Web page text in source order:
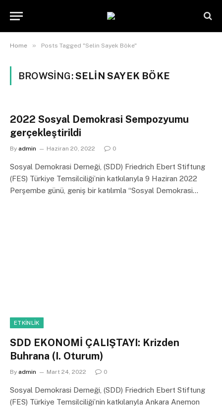
Home » Posts Tagged "Selin Sayek Böke"
BROWSING:SELIN SAYEK BÖKE
2022 Sosyal Demokrasi Sempozyumu
gerçekleştirildi
By admin Haziran 20, 2022 0
Sosyal Demokrasi Derneği, (SDD) Friedrich Ebert Stiftung
(FES) Türkiye Temsilciliği’nin katkılarıyla 9 Haziran 2022
Perşembe günü, geniş bir katılımla “Sosyal Demokrasi…
ETKINLIK
SDD EKONOMİ ÇALIŞTAYI: Krizden
Buhrana (I. Oturum)
By admin Mart 24, 2022 0
Sosyal Demokrasi Derneği, (SDD) Friedrich Ebert Stiftung
(FES) Türkiye Temsilciliği’nin katkılarıyla Ankara Anemon